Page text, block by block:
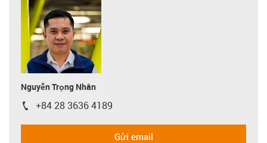
Nguyễn Trọng Nhân
igus-icon-phone
+84 28 3636 4189
Gửi email